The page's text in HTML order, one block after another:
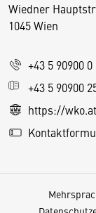
Wiedner
1045 Wien
+43 5 90900 0
+43 5 90900
https://
D
s
e
S
e